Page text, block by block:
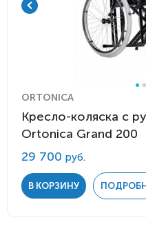
ORTONICA
Кресло-коляска с
Ortonica Grand 200
29 700 руб.
В КОРЗИНУ